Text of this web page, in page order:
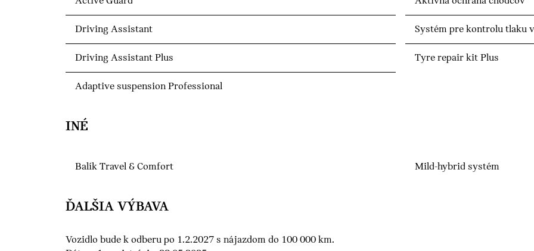
Driving Assistant
Driving Assistant Plus
Adaptive suspension Professional
Systém pre kontrolu tlaku
Tyre repair kit Plus
INÉ
Balík Travel & Comfort Mild-hybrid systém
ĎALŠIA VÝBAVA
Vozidlo bude k odberu po 1.2.2027 s nájazdom do 100 000 km.